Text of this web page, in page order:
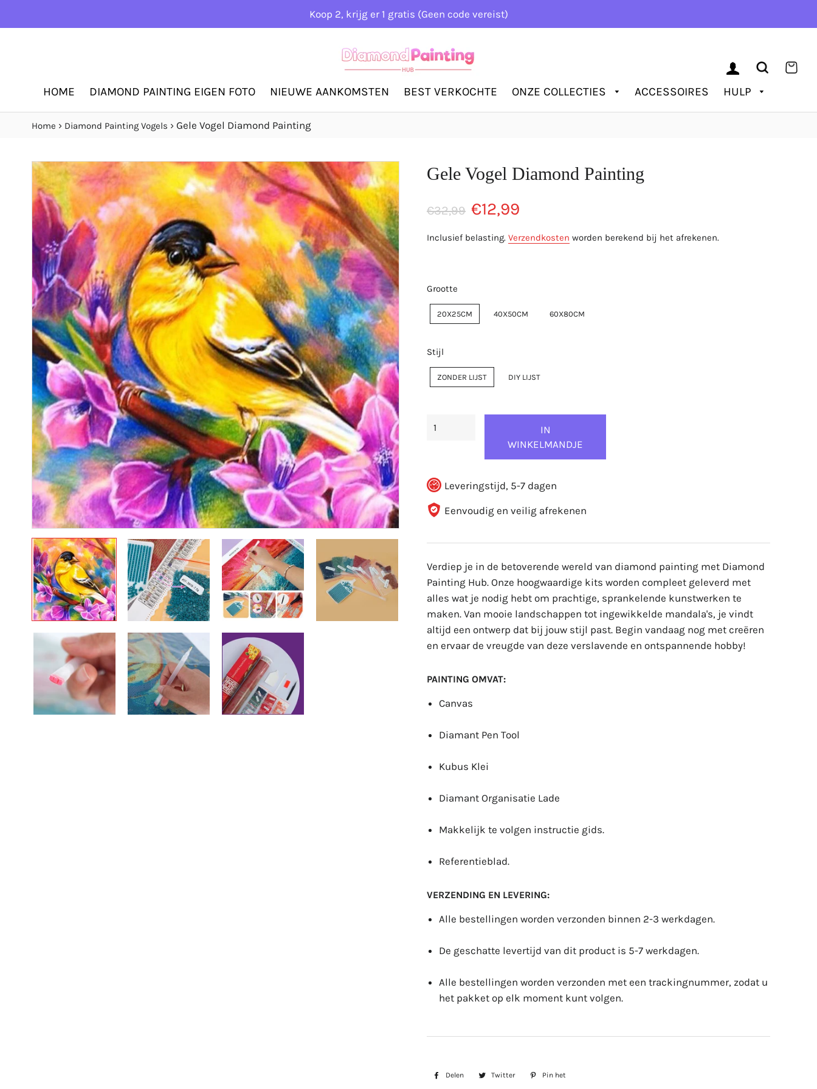
Koop 2, krijg er 1 gratis (Geen code vereist)
HOME DIAMOND PAINTING EIGEN FOTO NIEUWE AANKOMSTEN BEST VERKOCHTE ONZE COLLECTIES ACCESSOIRES HULP
AANMELDEN
ZOEKEN
Home › Diamond Painting Vogels › Gele Vogel Diamond Painting
Gele Vogel Diamond Painting
Normale
€32,99 Aanbiedingsprijs
€12,99
Inclusief belasting. Verzendkosten worden berekend bij het afrekenen.
Grootte
20X25CM 40X50CM 60X80CM
Stijl
ZONDER LIJST DIY LIJST
IN
WINKELMANDJE
Leveringstijd, 5-7 dagen
Eenvoudig en veilig afrekenen
Verdiep je in de betoverende wereld van diamond painting met Diamond
Painting Hub. Onze hoogwaardige kits worden compleet geleverd met
alles wat je nodig hebt om prachtige, sprankelende kunstwerken te
maken. Van mooie landschappen tot ingewikkelde mandala's, je vindt
altijd een ontwerp dat bij jouw stijl past. Begin vandaag nog met creëren
en ervaar de vreugde van deze verslavende en ontspannende hobby!
PAINTING OMVAT:
Canvas
Diamant Pen Tool
Kubus Klei
Diamant Organisatie Lade
Makkelijk te volgen instructie gids.
Referentieblad.
VERZENDING EN LEVERING:
Alle bestellingen worden verzonden binnen 2-3 werkdagen.
De geschatte levertijd van dit product is 5-7 werkdagen.
Alle bestellingen worden verzonden met een trackingnummer, zodat u
het pakket op elk moment kunt volgen.
Delen
Delen
Twitter
TwitterenPin het